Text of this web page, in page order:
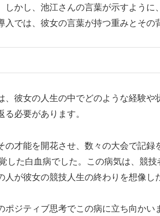
しかし、池江さんの言葉が示すように、
入では、彼女の言葉が持つ重みとそ
、彼女の人生の中でどのような経験
必要があります。
の才能を開花させ、数々の大会で記
した白血病でした。この病気は、競
人が彼女の競技人生の終わりを想像し
ポジティブ思考でこの病に立ち向か